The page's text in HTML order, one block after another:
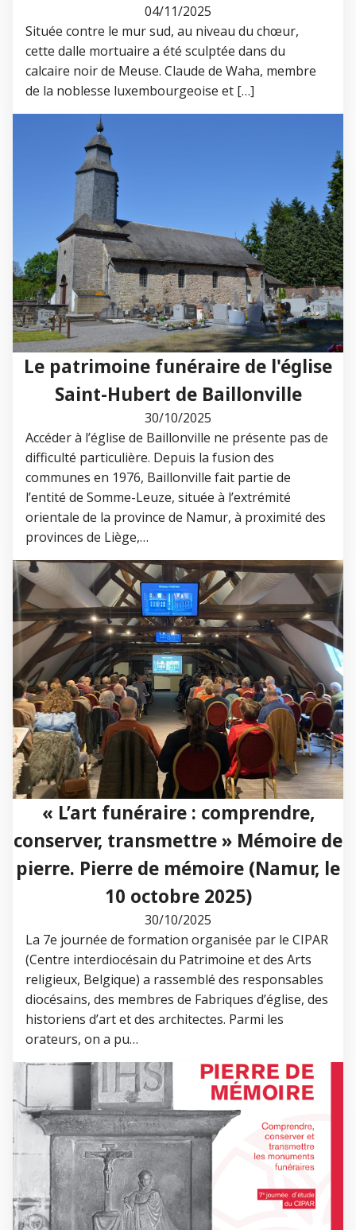
04/11/2025
Située contre le mur sud, au niveau du chœur,
cette dalle mortuaire a été sculptée dans du
calcaire noir de Meuse. Claude de Waha, membre
de la noblesse luxembourgeoise et […]
Le patrimoine funéraire de l'église
Saint-Hubert de Baillonville
30/10/2025
Accéder à l’église de Baillonville ne présente pas de
difficulté particulière. Depuis la fusion des
communes en 1976, Baillonville fait partie de
l’entité de Somme-Leuze, située à l’extrémité
orientale de la province de Namur, à proximité des
provinces de Liège,…
« L’art funéraire : comprendre,
conserver, transmettre » Mémoire de
pierre. Pierre de mémoire (Namur, le
10 octobre 2025)
30/10/2025
La 7e journée de formation organisée par le CIPAR
(Centre interdiocésain du Patrimoine et des Arts
religieux, Belgique) a rassemblé des responsables
diocésains, des membres de Fabriques d’église, des
historiens d’art et des architectes. Parmi les
orateurs, on a pu…